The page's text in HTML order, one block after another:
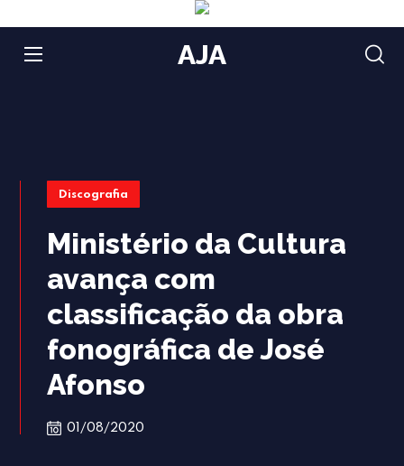
AJA
Discografia
Ministério da Cultura
avança com
classificação da obra
fonográfica de José
Afonso
01/08/2020